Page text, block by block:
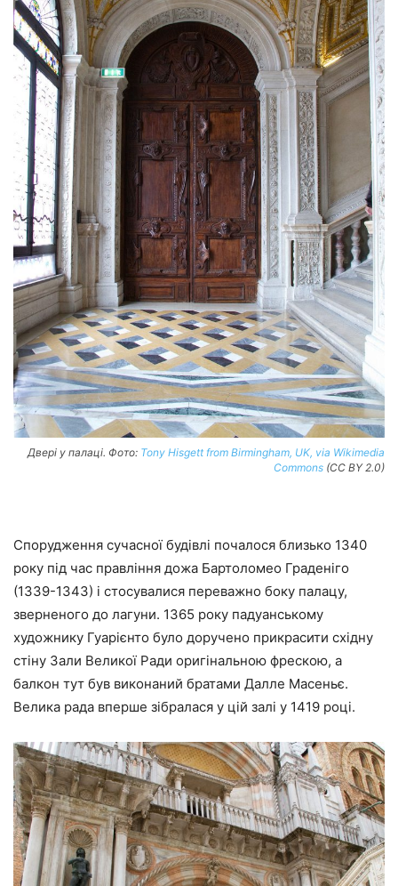
Двері у палаці. Фото: Tony Hisgett from Birmingham, UK, via Wikimedia
Commons (CC BY 2.0)
Спорудження сучасної будівлі почалося близько 1340
року під час правління дожа Бартоломео Граденіго
(1339-1343) і стосувалися переважно боку палацу,
зверненого до лагуни. 1365 року падуанському
художнику Гуарієнто було доручено прикрасити східну
стіну Зали Великої Ради оригінальною фрескою, а
балкон тут був виконаний братами Далле Масеньє.
Велика рада вперше зібралася у цій залі у 1419 році.